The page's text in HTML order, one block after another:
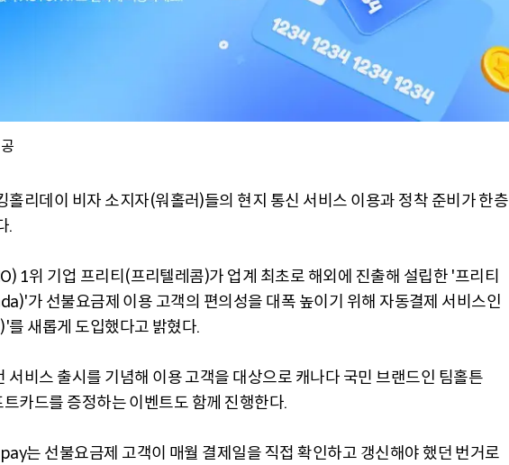
홀리데이 비자 소지자(워홀러)들의 현지 통신 서비스 이용과 정착 준비가 한층
.
1위 기업 프리티(프리텔레콤)가 업계 최초로 해외에 진출해 설립한 '프리티
가 선불요금제 이용 고객의 편의성을 대폭 높이기 위해 자동결제 서비스인
새롭게 도입했다고 밝혔다.
서비스 출시를 기념해 이용 고객을 대상으로 캐나다 국민 브랜드인 팀홀튼
카드를 증정하는 이벤트도 함께 진행한다.
는 선불요금제 고객이 매월 결제일을 직접 확인하고 갱신해야 했던 번거로